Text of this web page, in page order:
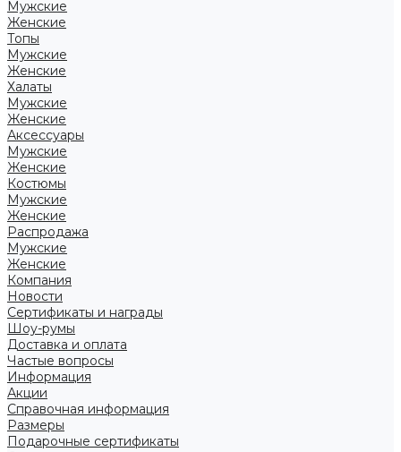
Мужские
Женские
Топы
Мужские
Женские
Халаты
Мужские
Женские
Аксессуары
Мужские
Женские
Костюмы
Мужские
Женские
Распродажа
Мужские
Женские
Компания
Новости
Сертификаты и награды
Шоу-румы
Доставка и оплата
Частые вопросы
Информация
Акции
Справочная информация
Размеры
Подарочные сертификаты